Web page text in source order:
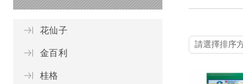
花仙子
金百利
桂格